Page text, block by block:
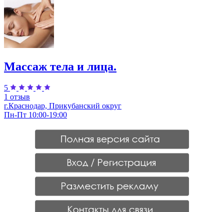
Массаж тела и лица.
5
1 отзыв
г.Краснодар, Прикубанский округ
Пн-Пт 10:00-19:00